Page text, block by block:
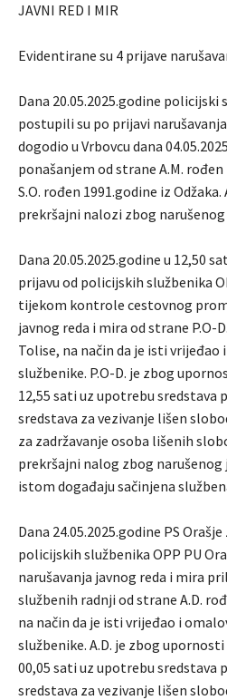
JAVNI RED I MIR
Evidentirane su 4 prijave
Dana 20.05.2025.godine policijski
postupili su po prijavi
dogodio u Vrbovcu dana
ponašanjem od strane A.M.
S.O. rođen 1991.godine iz Odžaka.
prekršajni nalozi zbog
Dana 20.05.2025.godine u 12,50
prijavu od policijskih službenika
tijekom kontrole cestovnog
javnog reda i mira od strane P.O-
Tolise, na način da je isti
službenike. P.O-D. je zbog
12,55 sati uz upotrebu sredstava
sredstava za vezivanje lišen
za zadržavanje osoba lišenih
prekršajni nalog zbog narušenog
istom događaju sačinjena
Dana 24.05.2025.godine PS
policijskih službenika OPP PU
narušavanja javnog reda i mira
službenih radnji od strane A.D.
na način da je isti vrijeđao i
službenike. A.D. je zbog
00,05 sati uz upotrebu sredstava
sredstava za vezivanje lišen